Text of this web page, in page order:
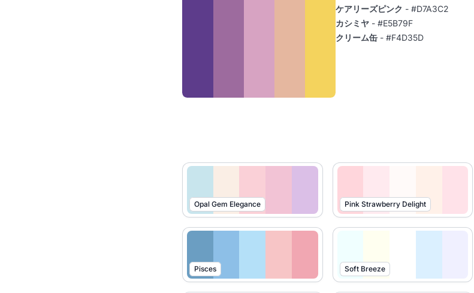
ケアリーズピンク - #D7A3C2
カシミヤ - #E5B79F
クリーム缶 - #F4D35D
Opal Gem Elegance Pink Strawberry Delight
Pisces Soft Breeze